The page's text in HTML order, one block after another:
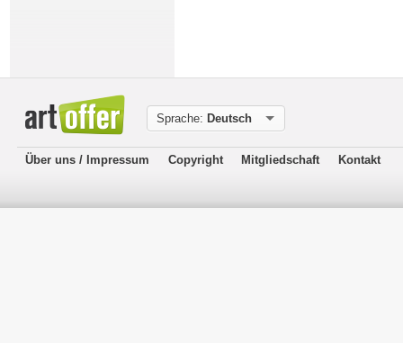
Sprache: Deutsch
Über uns / Impressum Copyright Mitgliedschaft Kontakt